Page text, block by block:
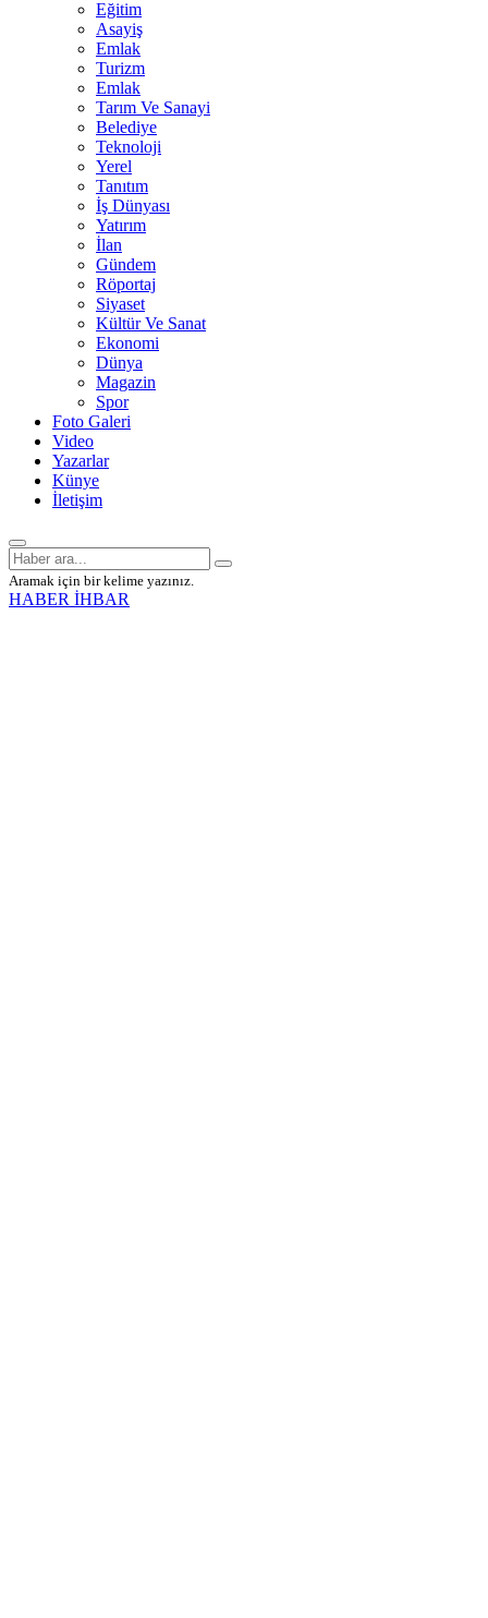
Eğitim
Asayiş
Emlak
Turizm
Emlak
Tarım Ve Sanayi
Belediye
Teknoloji
Yerel
Tanıtım
İş Dünyası
Yatırım
İlan
Gündem
Röportaj
Siyaset
Kültür Ve Sanat
Ekonomi
Dünya
Magazin
Spor
Foto Galeri
Video
Yazarlar
Künye
İletişim
Aramak için bir kelime yazınız.
HABER İHBAR